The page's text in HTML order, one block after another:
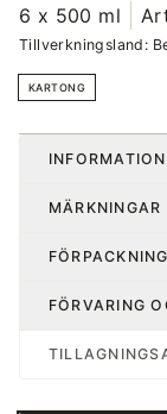
6 x 500 ml
Tillverkningsland:
KARTONG
INFORMATION
MÄRKNINGAR
FÖRVARING